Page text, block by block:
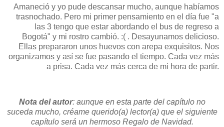
Amaneció y yo pude descansar mucho, aunque habíamos
trasnochado. Pero mi primer pensamiento en el día fue "a
las 3 tengo que estar abordando el bus de regreso a
Bogotá" y mi rostro cambió. :( . Desayunamos delicioso.
Ellas prepararon unos huevos con arepa exquisitos. Nos
organizamos y así se fue pasando el tiempo. Cada vez más
a prisa. Cada vez más cerca de mi hora de partir.
Nota del autor: aunque en esta parte del capítulo no
suceda mucho, créame querido(a) lector(a) que el siguiente
capítulo será un hermoso Regalo de Navidad.